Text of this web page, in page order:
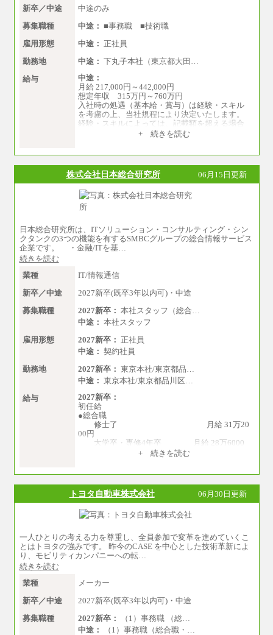
新卒／中途
中途のみ
募集職種
中途： ■事務職 ■技術職
雇用形態
中途： 正社員
勤務地
中途： 下丸子本社（東京都大田…
給与
中途：
月給 217,000円～442,000円
想定年収 315万円～760万円
入社時の処遇（基本給・賞与）は経験・スキル
を考慮の上、当社規程により決定いたします。
経験・スキルによっては、記載額を超える場合
+ 続きを読む
株式会社日本総合研究所 06月15日更新
日本総合研究所は、ITソリューション・コンサルティング・シン
クタンクの3つの機能を有するSMBCグループの総合情報サービス
企業です。 ・金融/ITを基…
続きを読む
業種
IT/情報通信
新卒／中途
2027新卒(既卒3年以内可)・中途
募集職種
2027新卒： 本社スタッフ（総合…
中途： 本社スタッフ
雇用形態
2027新卒： 正社員
中途： 契約社員
勤務地
2027新卒： 東京本社/東京都品…
中途： 東京本社/東京都品川区…
給与
2027新卒：
初任給
●総合職
修士了 月給 31万20
00円
大学卒・専修4年卒 月給 28万6000
し、経験・能力を考慮のうえ、当社規程に基づ
き決定いたします。
●一般職
00円
中途：
月給250,000円～300,000円
※ご経験を考慮の上決定します
+ 続きを読む
トヨタ自動車株式会社 06月30日更新
一人ひとりの考える力を尊重し、全員参加で変革を進めていくこ
とはトヨタの強みです。 昨今のCASE を中心とした技術革新によ
り、モビリティカンパニーへの転…
続きを読む
業種
メーカー
新卒／中途
2027新卒(既卒3年以内可)・中途
募集職種
2027新卒：
（1）事務職 （総…
中途：
（1）事務職（総合職・…